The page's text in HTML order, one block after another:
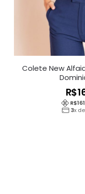
Colete New
R$
R$
3x de